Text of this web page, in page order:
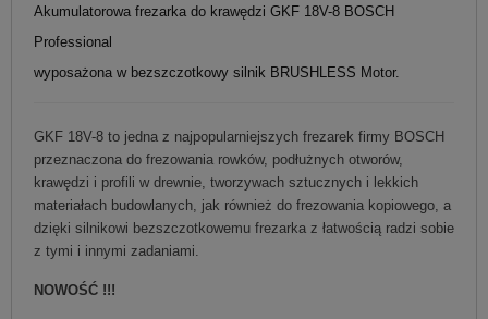
Akumulatorowa frezarka do krawędzi GKF 18V-8 BOSCH
Professional
wyposażona w bezszczotkowy silnik BRUSHLESS Motor.
GKF 18V-8 to jedna z najpopularniejszych frezarek firmy BOSCH
przeznaczona do frezowania rowków, podłużnych otworów,
krawędzi i profili w drewnie, tworzywach sztucznych i lekkich
materiałach budowlanych, jak również do frezowania kopiowego, a
dzięki silnikowi bezszczotkowemu frezarka z łatwością radzi sobie
z tymi i innymi zadaniami.
NOWOŚĆ !!!